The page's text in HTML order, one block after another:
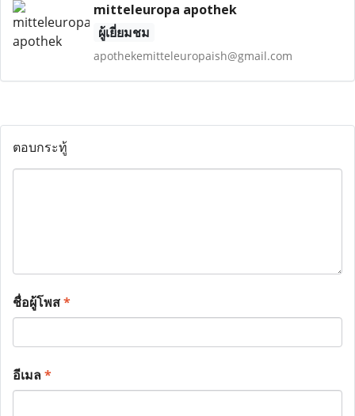
mitteleuropa apothek
ผู้เยี่ยมชม
apothekemitteleuropaish@gmail.com
ตอบกระทู้
ชื่อผู้โพส*
อีเมล*